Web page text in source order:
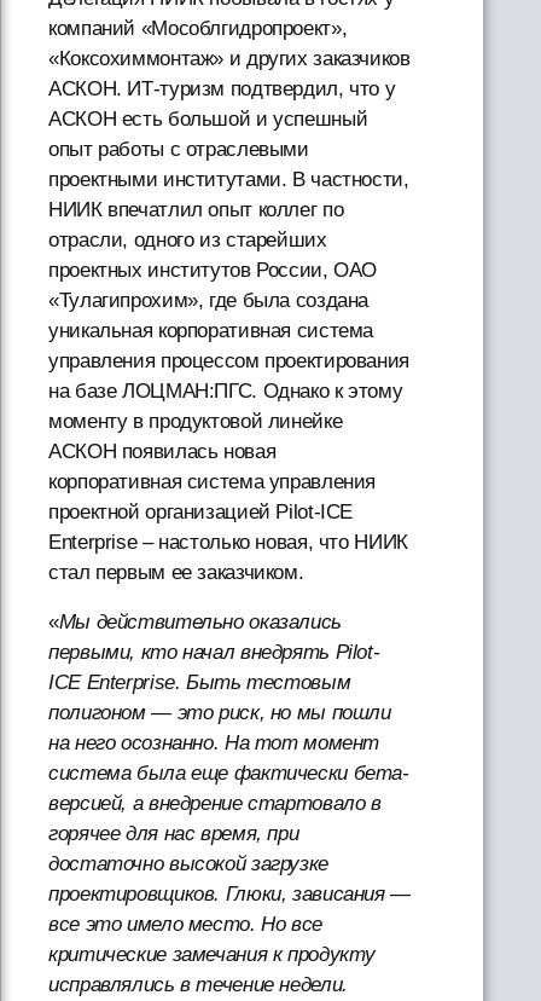
компаний «Мособлгидропроект»,
«Коксохиммонтаж» и других заказчиков
АСКОН. ИТ-туризм подтвердил, что у
АСКОН есть большой и успешный
опыт работы с отраслевыми
проектными институтами. В частности,
НИИК впечатлил опыт коллег по
отрасли, одного из старейших
проектных институтов России, ОАО
«Тулагипрохим», где была создана
уникальная корпоративная система
управления процессом проектирования
на базе ЛОЦМАН:ПГС. Однако к этому
моменту в продуктовой линейке
АСКОН появилась новая
корпоративная система управления
проектной организацией Pilot-ICE
Enterprise – настолько новая, что НИИК
стал первым ее заказчиком.
«Мы действительно оказались
первыми, кто начал внедрять Pilot-
ICE Enterprise. Быть тестовым
полигоном — это риск, но мы пошли
на него осознанно. На тот момент
система была еще фактически бета-
версией, а внедрение стартовало в
горячее для нас время, при
достаточно высокой загрузке
проектировщиков. Глюки, зависания —
все это имело место. Но все
критические замечания к продукту
исправлялись в течение недели.